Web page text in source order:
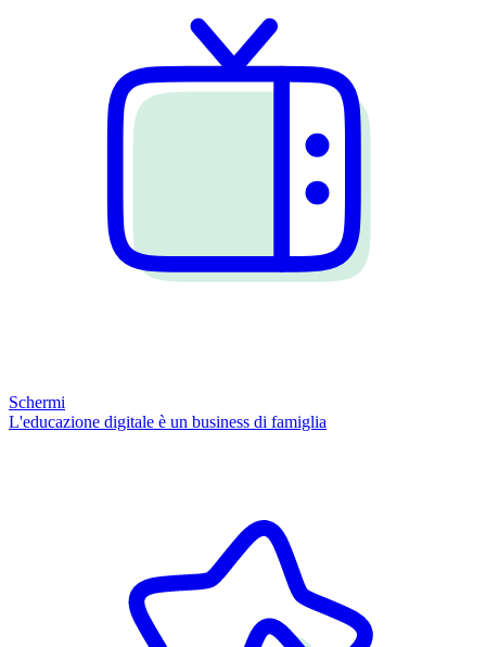
Schermi
L'educazione digitale è un business di famiglia